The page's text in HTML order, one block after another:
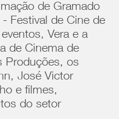
de Gramado
Festival de Cine de
Vera e a
de Cinema de
Produções, os
José Victor
e filmes,
do setor